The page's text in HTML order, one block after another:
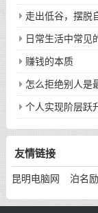
走出低谷，摆脱
日常生活中常见
赚钱的本质
怎么拒绝别人是
个人实现阶层跃
下八件事
友情链接
昆明电脑网 泊名